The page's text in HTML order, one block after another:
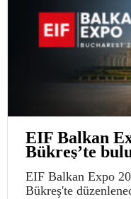
EIF Balkan
Bükreş’te
EIF Balkan Expo
Bükreş'te